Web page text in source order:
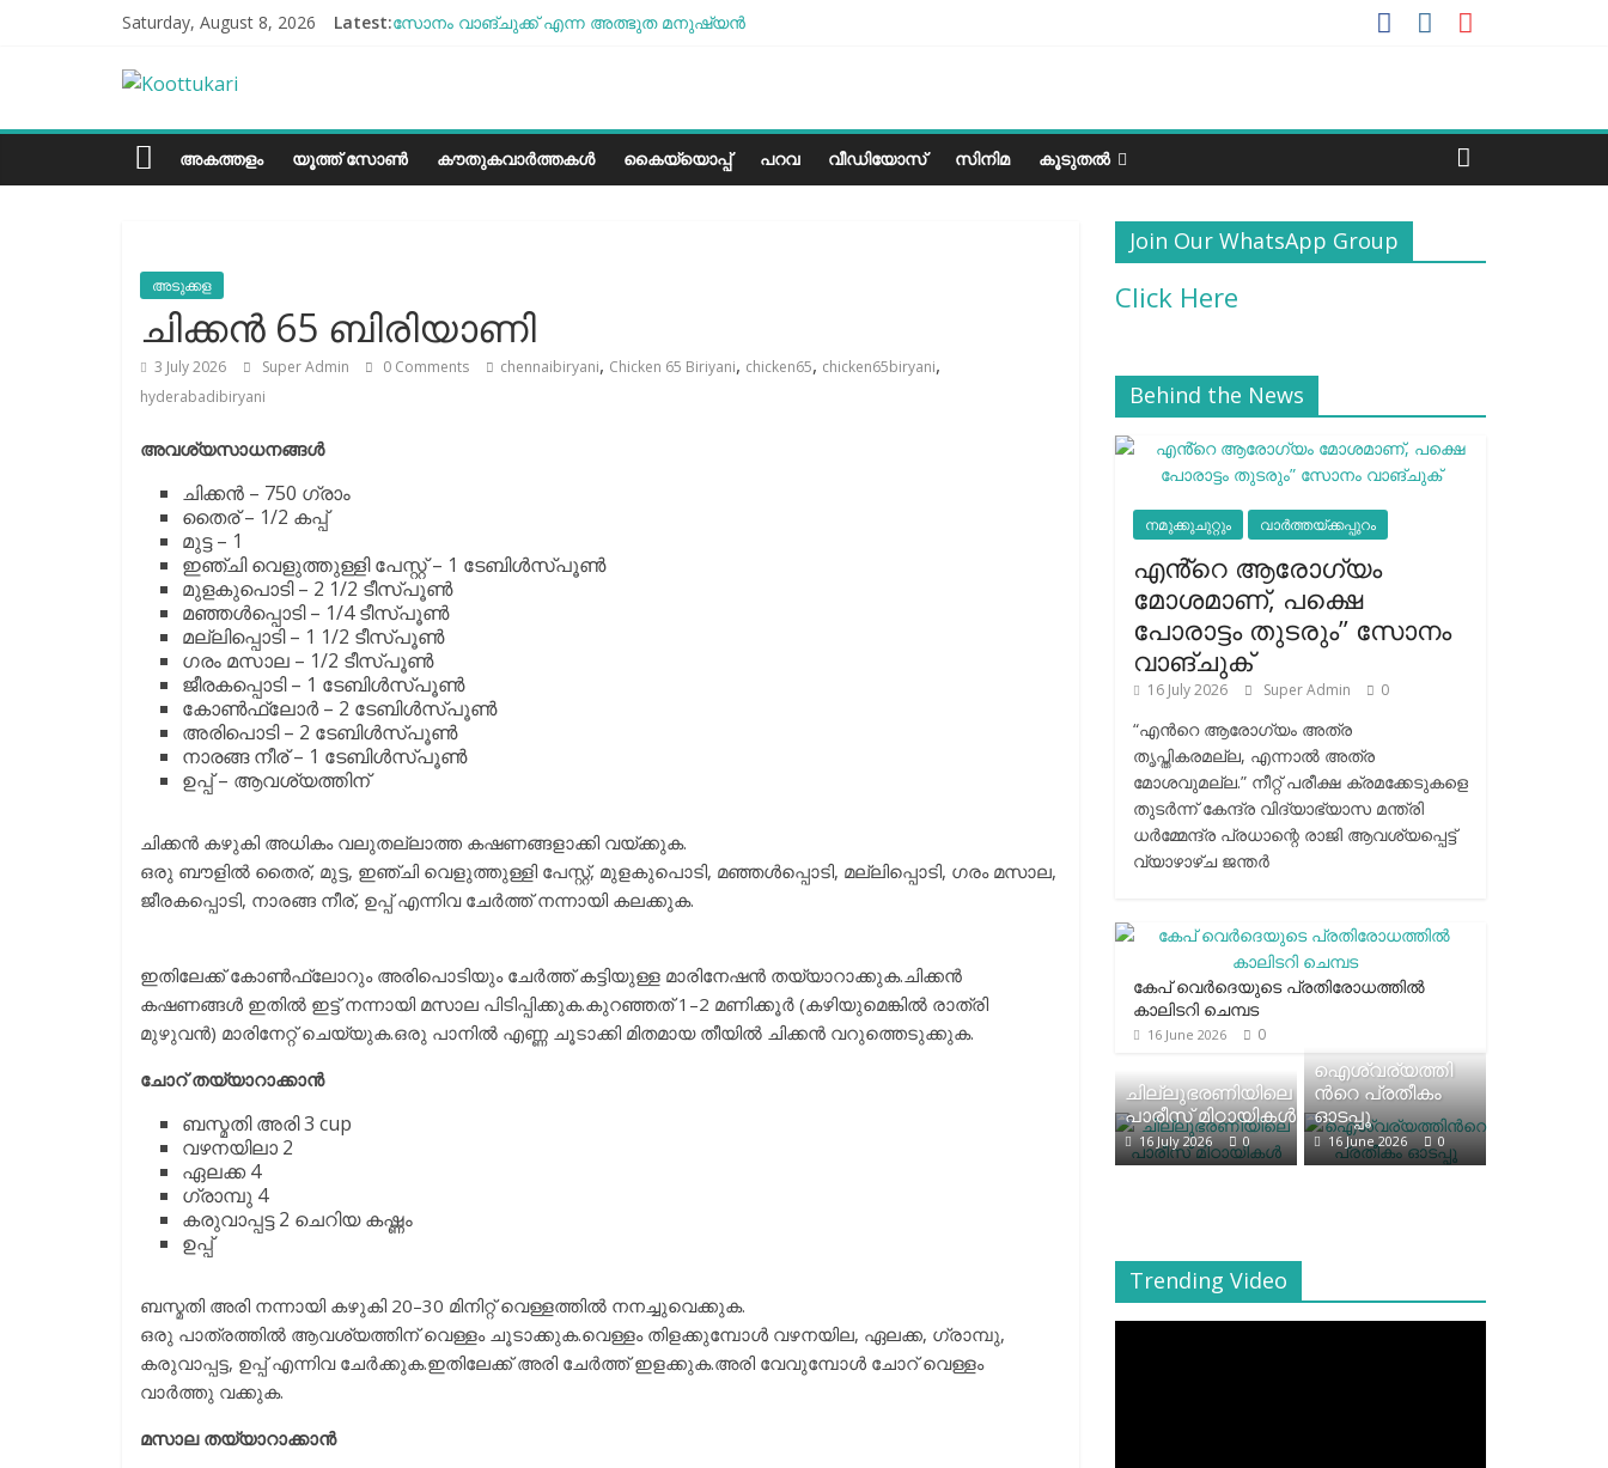
Saturday, August 8, 2026 Latest:സോനം വാങ്ചുക്ക് എന്ന അത്ഭുത മനുഷ്യന്‍
ചില്ലുഭരണിയിലെ പാരീസ് മിഠായികള്‍
Koottukari
Kottukariഅകത്തളം യൂത്ത് സോൺ കൗതുകവാർത്തകൾ കൈയ്യൊപ്പ് പറവ വീഡിയോസ് സിനിമ കൂടുതൽ
അടുക്കള
ചിക്കൻ 65 ബിരിയാണി
3 July 2026 Super Admin 0 Comments chennaibiryani, Chicken 65 Biriyani, chicken65, chicken65biryani,
hyderabadibiryani
അവശ്യസാധനങ്ങള്‍
ചിക്കൻ – 750 ഗ്രാം
തൈര് – 1/2 കപ്പ്
മുട്ട – 1
ഇഞ്ചി വെളുത്തുള്ളി പേസ്റ്റ് – 1 ടേബിൾസ്പൂൺ
മുളകുപൊടി – 2 1/2 ടീസ്പൂൺ
മഞ്ഞൾപ്പൊടി – 1/4 ടീസ്പൂൺ
മല്ലിപ്പൊടി – 1 1/2 ടീസ്പൂൺ
ഗരം മസാല – 1/2 ടീസ്പൂൺ
ജീരകപ്പൊടി – 1 ടേബിൾസ്പൂൺ
കോൺഫ്ലോർ – 2 ടേബിൾസ്പൂൺ
അരിപൊടി – 2 ടേബിൾസ്പൂൺ
നാരങ്ങ നീര് – 1 ടേബിൾസ്പൂൺ
ഉപ്പ് – ആവശ്യത്തിന്
ചിക്കൻ കഴുകി അധികം വലുതല്ലാത്ത കഷണങ്ങളാക്കി വയ്ക്കുക.
ഒരു ബൗളിൽ തൈര്, മുട്ട, ഇഞ്ചി വെളുത്തുള്ളി പേസ്റ്റ്, മുളകുപൊടി, മഞ്ഞൾപ്പൊടി, മല്ലിപ്പൊടി, ഗരം മസാല,
ജീരകപ്പൊടി, നാരങ്ങ നീര്, ഉപ്പ് എന്നിവ ചേർത്ത് നന്നായി കലക്കുക.
ഇതിലേക്ക് കോൺഫ്ലോറും അരിപൊടിയും ചേർത്ത് കട്ടിയുള്ള മാരിനേഷൻ തയ്യാറാക്കുക.ചിക്കൻ
കഷണങ്ങൾ ഇതിൽ ഇട്ട് നന്നായി മസാല പിടിപ്പിക്കുക.കുറഞ്ഞത് 1–2 മണിക്കൂർ (കഴിയുമെങ്കിൽ രാത്രി
മുഴുവൻ) മാരിനേറ്റ് ചെയ്യുക.ഒരു പാനിൽ എണ്ണ ചൂടാക്കി മിതമായ തീയിൽ ചിക്കൻ വറുത്തെടുക്കുക.
ചോറ് തയ്യാറാക്കാൻ
ബസ്മതി അരി 3 cup
വഴനയിലാ 2
ഏലക്ക 4
ഗ്രാമ്പു 4
കരുവാപ്പട്ട 2 ചെറിയ കഷ്ണം
ഉപ്പ്
ബസ്മതി അരി നന്നായി കഴുകി 20–30 മിനിറ്റ് വെള്ളത്തിൽ നനച്ചുവെക്കുക.
ഒരു പാത്രത്തിൽ ആവശ്യത്തിന് വെള്ളം ചൂടാക്കുക.വെള്ളം തിളക്കുമ്പോൾ വഴനയില, ഏലക്ക, ഗ്രാമ്പു,
കരുവാപ്പട്ട, ഉപ്പ് എന്നിവ ചേർക്കുക.ഇതിലേക്ക് അരി ചേർത്ത് ഇളക്കുക.അരി വേവുമ്പോൾ ചോറ് വെള്ളം
വാർത്തു വക്കുക.
മസാല തയ്യാറാക്കാൻ
Join Our WhatsApp Group
Click Here
Behind the News
നമുക്കുചുറ്റും വാർത്തയ്ക്കപ്പുറം
എൻ്റെ ആരോഗ്യം
മോശമാണ്, പക്ഷെ
പോരാട്ടം തുടരും” സോനം
വാങ്ചുക്
16 July 2026 Super Admin 0
“എന്‍റെ ആരോഗ്യം അത്ര
തൃപ്തികരമല്ല, എന്നാൽ അത്ര
മോശവുമല്ല.” നീറ്റ് പരീക്ഷ ക്രമക്കേടുകളെ
തുടർന്ന് കേന്ദ്ര വിദ്യാഭ്യാസ മന്ത്രി
ധർമ്മേന്ദ്ര പ്രധാന്റെ രാജി ആവശ്യപ്പെട്ട്
വ്യാഴാഴ്ച ജന്തർ
കേപ് വെര്‍ദെയുടെ പ്രതിരോധത്തില്‍
കാലിടറി ചെമ്പട
16 June 2026 0
ചില്ലുഭരണിയിലെ
പാരീസ് മിഠായികള്‍
16 July 2026 0
ഐശ്വര്യത്തി
ന്‍റെ പ്രതീകം
ഓടപ്പൂ
16 June 2026 0
Trending Video